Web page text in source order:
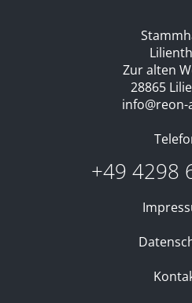
Zur alten
28865
info@reon-
+49 4298